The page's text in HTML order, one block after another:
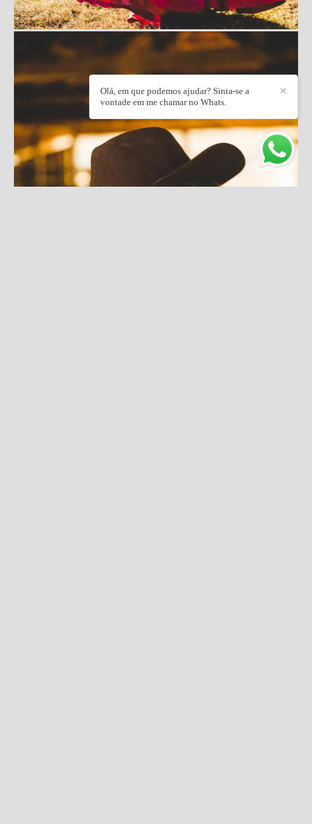
✕
Olá, em que podemos ajudar? Sinta-se a
vontade em me chamar no Whats.